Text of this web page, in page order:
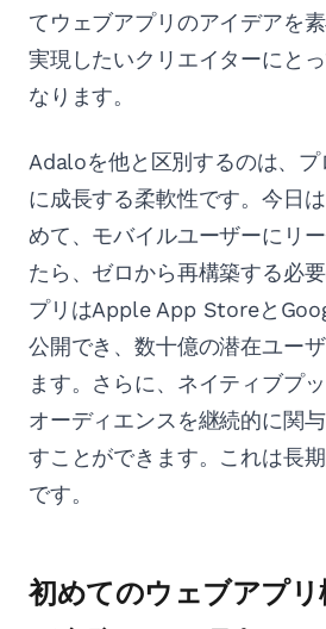
てウェブアプリのアイデアを
実現したいクリエイターにと
なります。
Adaloを他と区別するのは、プ
に成長する柔軟性です。今日
めて、モバイルユーザーにリ
たら、ゼロから再構築する必
プリはApple App Storeと
公開でき、数十億の潜在ユー
ます。さらに、ネイティブプ
オーディエンスを継続的に関
すことができます。これは長
です。
初めてのウェブアプ